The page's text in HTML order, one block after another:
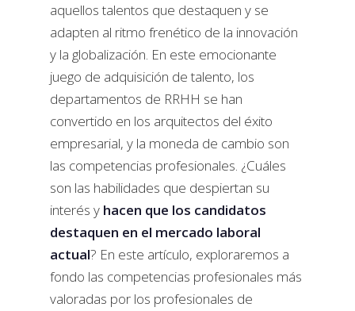
aquellos talentos que destaquen y se
adapten al ritmo frenético de la innovación
y la globalización. En este emocionante
juego de adquisición de talento, los
departamentos de RRHH se han
convertido en los arquitectos del éxito
empresarial, y la moneda de cambio son
las competencias profesionales. ¿Cuáles
son las habilidades que despiertan su
interés yhacen que los candidatos
destaquen en el mercado laboral
actual? En este artículo, exploraremos a
fondo las competencias profesionales más
valoradas por los profesionales de